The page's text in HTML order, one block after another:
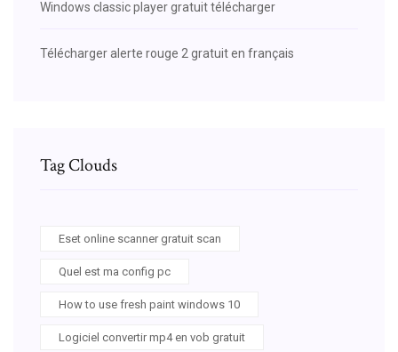
Windows classic player gratuit télécharger
Télécharger alerte rouge 2 gratuit en français
Tag Clouds
Eset online scanner gratuit scan
Quel est ma config pc
How to use fresh paint windows 10
Logiciel convertir mp4 en vob gratuit